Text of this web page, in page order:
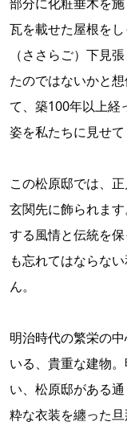
瓦を載せた屋根を
（ささらご）下見
たのではないかと
て、築100年以上経
姿を私たちに見せて
この松原邸では、
玄関先に飾られま
する風情と伝統を
も忘れてはならな
ん。
明治時代の繁栄の
いる、貴重な建物
い、松原邸がある
粋な衣装を纏った